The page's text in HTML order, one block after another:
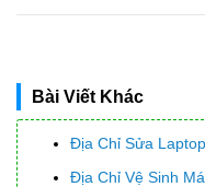
Bài Viết Khác
Địa Chỉ Sửa
Địa Chỉ Vệ Sinh